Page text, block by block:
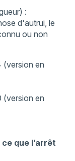
:
d'autrui, le
ou non
(version en
(version en
que l’arrêt